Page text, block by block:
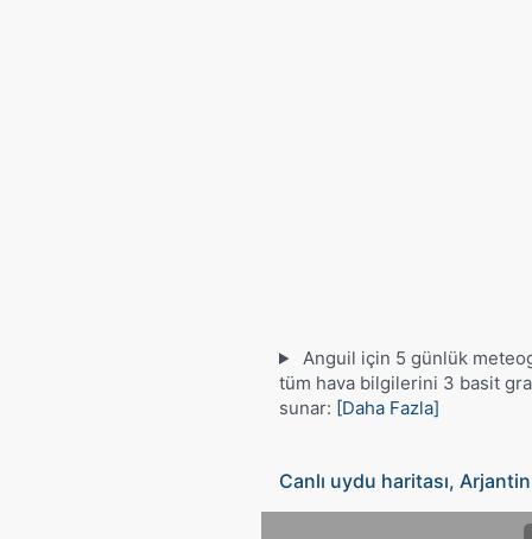
Anguil için 5 günlük
tüm hava bilgilerini 3 basit
sunar: [Daha Fazla]
Canlı uydu haritası, Arjantin